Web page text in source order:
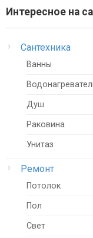
Интересное на
Сантехника
Ванны
Душ
Раковина
Унитаз
Ремонт
Потолок
Пол
Свет